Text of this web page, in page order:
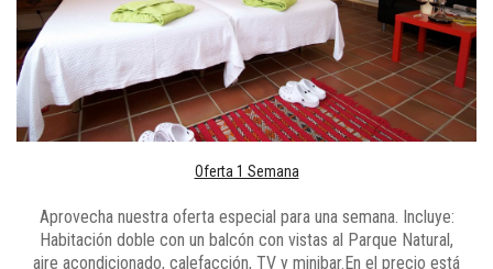
Oferta 1 Semana
Aprovecha nuestra oferta especial para una semana. Incluye:
Habitación doble con un balcón con vistas al Parque Natural,
aire acondicionado, calefacción, TV y minibar.En el precio está